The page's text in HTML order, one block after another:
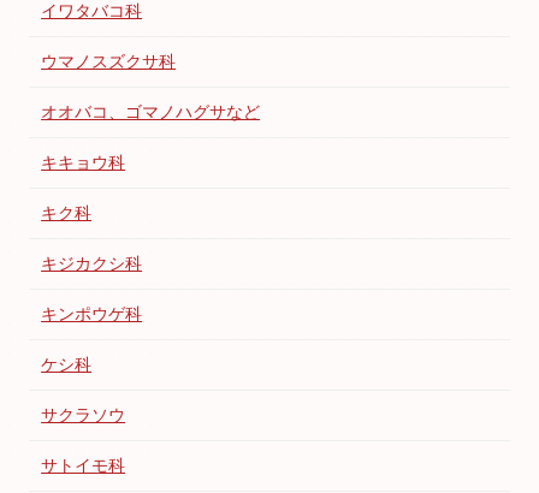
イワタバコ科
ウマノスズクサ科
オオバコ、ゴマノハグサなど
キキョウ科
キク科
キジカクシ科
キンポウゲ科
ケシ科
サクラソウ
サトイモ科